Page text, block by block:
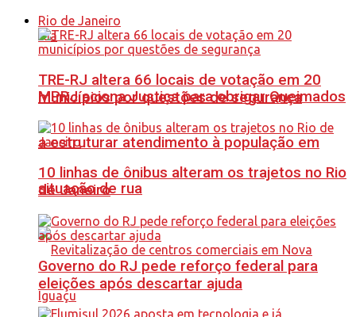
MPRJ aciona Justiça para obrigar Queimados
a estruturar atendimento à população em
situação de rua
Rio de Janeiro
TRE-RJ altera 66 locais de votação em 20
municípios por questões de segurança
10 linhas de ônibus alteram os trajetos no Rio
de Janeiro
Governo do RJ pede reforço federal para
eleições após descartar ajuda